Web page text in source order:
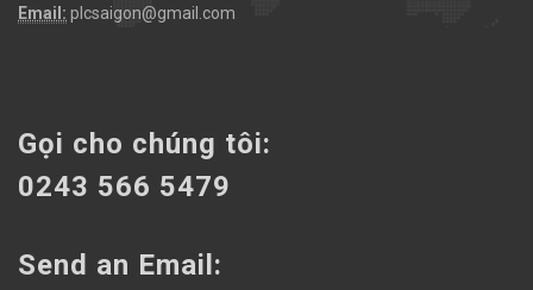
Email: plcsaigon@gmail.com
Gọi cho chúng tôi:
0243 566 5479
Send an Email: